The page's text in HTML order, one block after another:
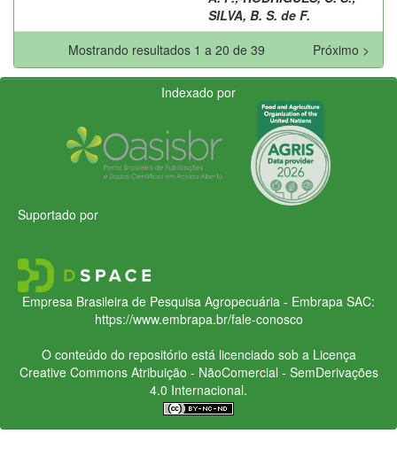
SILVA, B. S. de F.
Mostrando resultados 1 a 20 de 39
Próximo >
Indexado por
Suportado por
Empresa Brasileira de Pesquisa Agropecuária - Embrapa SAC:
https://www.embrapa.br/fale-conosco
O conteúdo do repositório está licenciado sob a Licença
Creative CommonsAtribuição - NãoComercial - SemDerivações
4.0 Internacional.